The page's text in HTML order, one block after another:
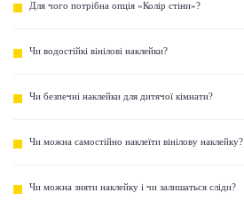
Для чого потрібна опція «Колір стіни»?
Чи водостійкі вінілові наклейки?
Чи безпечні наклейки для дитячої кімнати?
Чи можна самостійно наклеїти вінілову наклейку?
Чи можна зняти наклейку і чи залишаться сліди?